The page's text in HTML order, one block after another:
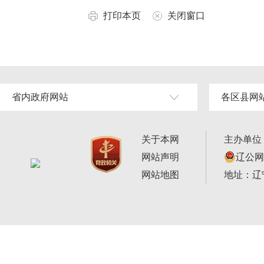
打印本页 关闭窗口
省内政府网站 各区县网
关于本网
网站声明
网站地图
主办单
辽公
地址：辽